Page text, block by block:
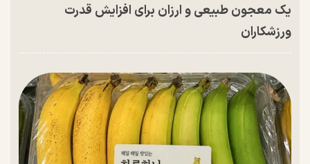
یک معجون طبیعی و ارزان برای افزایش قدرت
ورزشکاران